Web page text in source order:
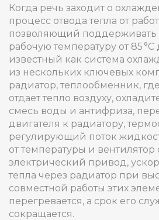
Когда речь заходит о
процесс отвода тепла от
позволяющий поддерживать
рабочую температуру от 85 °C
известный как система
из нескольких ключевых
радиатор,теплообменник,
отдает тепло воздуху,
смесь воды и антифриза,
двигателя к радиатору,
регулирующий поток
от температуры и
электрический привод,
тепла через радиатор при
совместной работы этих
перегревается, а срок его
сокращается.